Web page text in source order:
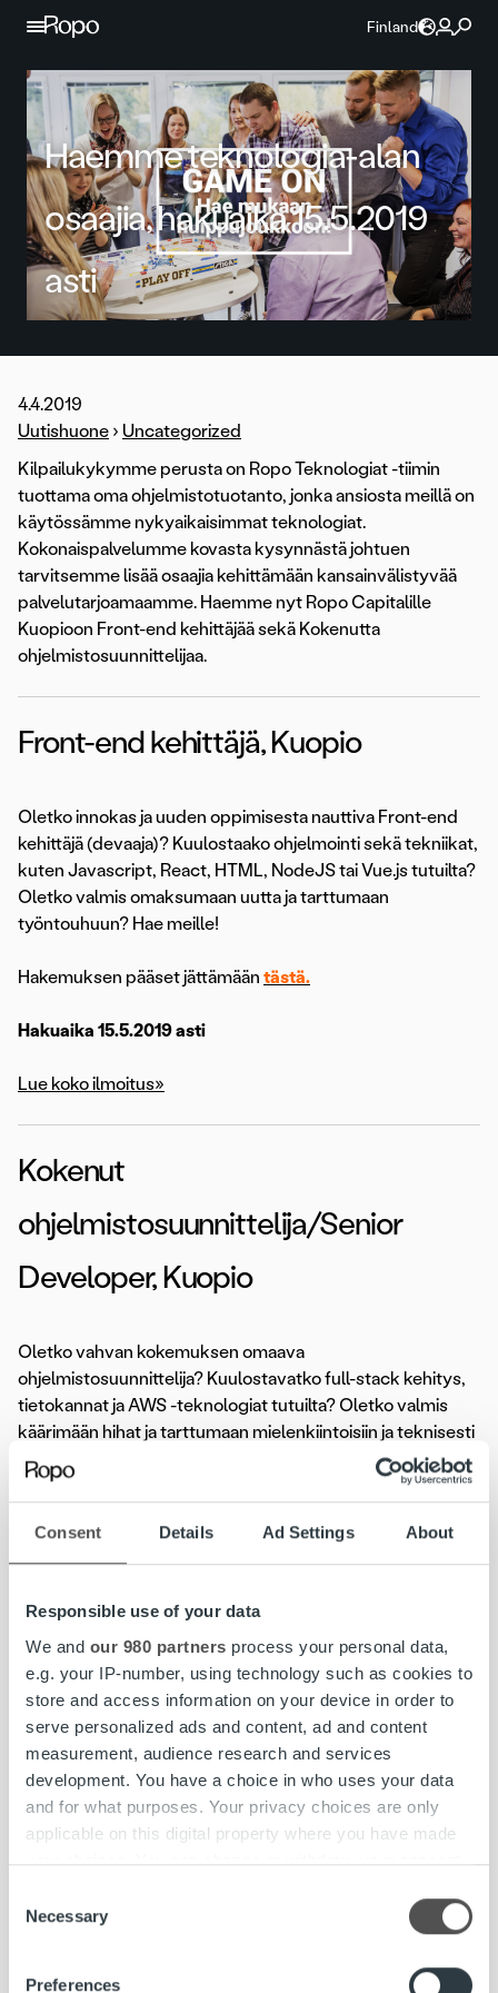
Consent Details Ad Settings About
Responsible use of your data
We and our 980 partners process your personal data,
e.g. your IP-number, using technology such as cookies to
store and access information on your device in order to
serve personalized ads and content, ad and content
measurement, audience research and services
development. You have a choice in who uses your data
and for what purposes. Your privacy choices are only
applicable on this digital property where you have made
your choices. You can change or withdraw your consent
the Privacy trigger icon.
Find out more about how your personal data is processed
Selection
Necessary
Preferences
Jatka sisältöön
Finland
Haemme teknologia-alan
osaajia, hakuaika 15.5.2019
asti
4.4.2019
Uutishuone › Uncategorized
Kilpailukykymme perusta on Ropo Teknologiat -tiimin
tuottama oma ohjelmistotuotanto, jonka ansiosta meillä on
käytössämme nykyaikaisimmat teknologiat.
Kokonaispalvelumme kovasta kysynnästä johtuen
tarvitsemme lisää osaajia kehittämään kansainvälistyvää
palvelutarjoamaamme. Haemme nyt Ropo Capitalille
Kuopioon Front-end kehittäjää sekä Kokenutta
ohjelmistosuunnittelijaa.
Front-end kehittäjä, Kuopio
Oletko innokas ja uuden oppimisesta nauttiva Front-end
kehittäjä (devaaja)? Kuulostaako ohjelmointi sekä tekniikat,
kuten Javascript, React, HTML, NodeJS tai Vue.js tutuilta?
Oletko valmis omaksumaan uutta ja tarttumaan
työntouhuun? Hae meille!
Hakemuksen pääset jättämään tästä.
Hakuaika 15.5.2019 asti
Lue koko ilmoitus»
Kokenut
ohjelmistosuunnittelija/Senior
Developer, Kuopio
Oletko vahvan kokemuksen omaava
ohjelmistosuunnittelija? Kuulostavatko full-stack kehitys,
tietokannat ja AWS -teknologiat tutuilta? Oletko valmis
käärimään hihat ja tarttumaan mielenkiintoisiin ja teknisesti
haastaviin projekteihin? Hae meille!
Hakuaika 15.5.2019 asti
Lue koko ilmoitus»
Lasku on iloinen asia. Kun yritys saa myymästään tavarasta
tai palvelusta rahansa, pyörii yrityksen lisäksi koko
yhteiskunta. Meidän tehtävämme on huolehtia yritysten
laskutuksesta kokonaisuutena. Joka 6. Suomessa lähtevä
lasku välitetään meidän kauttamme ja kuukausittain yli 8
000 yritystä luottaa palveluihimme. Vahvuutemme
perustuu kykyymme kasvaa ja kehittyä yksilöinä sekä